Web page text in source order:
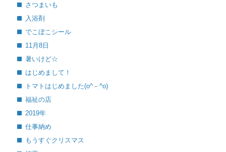
さつまいも
入浴剤
でこぼこシール
11月8日
暑いけど☆
はじめまして！
トマトはじめました(o^－^o)
福祉の店
2019年
仕事納め
もうすぐクリスマス